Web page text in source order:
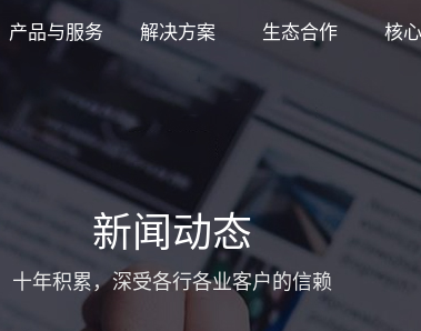
产品与服务 解决方案 生态合作 核
新闻动态
十年积累，深受各行各业客户的信赖